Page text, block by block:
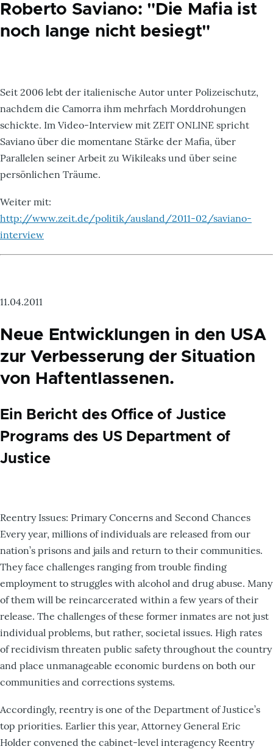
Roberto Saviano: "Die Mafia ist
noch lange nicht besiegt"
Seit 2006 lebt der italienische Autor unter Polizeischutz,
nachdem die Camorra ihm mehrfach Morddrohungen
schickte. Im Video-Interview mit ZEIT ONLINE spricht
Saviano über die momentane Stärke der Mafia, über
Parallelen seiner Arbeit zu Wikileaks und über seine
persönlichen Träume.
Weiter mit:
http://www.zeit.de/politik/ausland/2011-02/saviano-
interview
11.04.2011
Neue Entwicklungen in den USA
zur Verbesserung der Situation
von Haftentlassenen.
Ein Bericht des Office of Justice
Programs des US Department of
Justice
Reentry Issues: Primary Concerns and Second Chances
Every year, millions of individuals are released from our
nation’s prisons and jails and return to their communities.
They face challenges ranging from trouble finding
employment to struggles with alcohol and drug abuse. Many
of them will be reincarcerated within a few years of their
release. The challenges of these former inmates are not just
individual problems, but rather, societal issues. High rates
of recidivism threaten public safety throughout the country
and place unmanageable economic burdens on both our
communities and corrections systems.
Accordingly, reentry is one of the Department of Justice’s
top priorities. Earlier this year, Attorney General Eric
Holder convened the cabinet-level interagency Reentry